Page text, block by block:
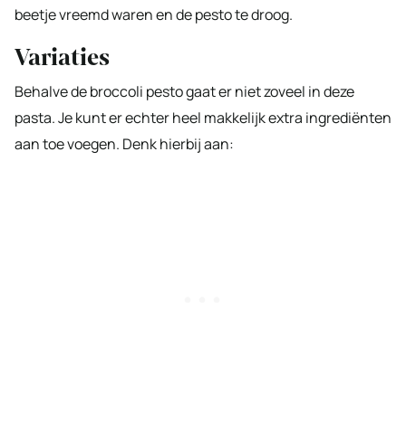
beetje vreemd waren en de pesto te droog.
Variaties
Behalve de broccoli pesto gaat er niet zoveel in deze
pasta. Je kunt er echter heel makkelijk extra ingrediënten
aan toe voegen. Denk hierbij aan: